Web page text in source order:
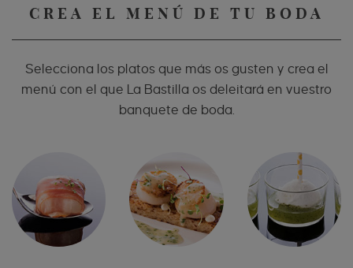
CREA EL MENÚ DE TU BODA
Selecciona los platos que más os gusten y crea el
menú con el que La Bastilla os deleitará en vuestro
banquete de boda.